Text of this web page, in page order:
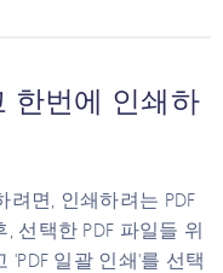
한번에 인쇄하
려면, 인쇄하려는 PDF
선택한 PDF 파일들 위
일괄 인쇄'를 선택